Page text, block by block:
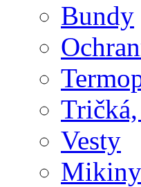
Bundy
Vesty
Mikiny